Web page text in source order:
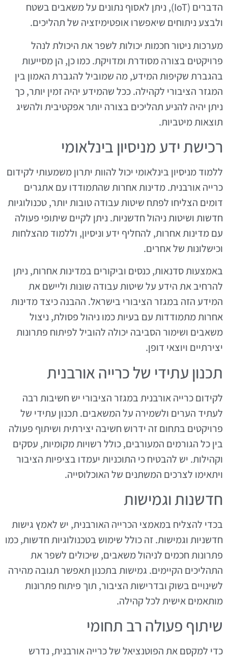
הדברים (IoT), ניתן לאסוף נתונים על משאבים בשטח
ולבצע ניתוחים שיאפשרו אופטימיזציה של תהליכים.
מערכות ניטור חכמות יכולות לשפר את היכולת לנהל
פרויקטים בצורה מסודרת ומדויקת. כמו כן, הן מסייעות
בהגברת שקיפות המידע, מה שמוביל להגברת האמון בין
המגזר הציבורי לקהילה. ככל שהמידע יהיה זמין יותר, כך
ניתן יהיה להניע תהליכים בצורה יותר אפקטיבית ולהשיג
תוצאות מיטביות.
רכישת ידע מניסיון בינלאומי
ללמוד מניסיון בינלאומי יכול להוות יתרון משמעותי לקידום
כרייה אורבנית. מדינות אחרות שהתמודדו עם אתגרים
דומים הצליחו לפתח שיטות עבודה טובות יותר, טכנולוגיות
חדשות ושיטות ניהול חדשניות. ניתן לקיים שיתופי פעולה
עם מדינות אחרות, להחליף ידע וניסיון, וללמוד מהצלחות
וכישלונות של אחרים.
באמצעות סדנאות, כנסים וביקורים במדינות אחרות, ניתן
להרחיב את הידע על שיטות עבודה שונות וליישם את
המידע הזה במגזר הציבורי בישראל. ההבנה כיצד מדינות
אחרות מתמודדות עם בעיות כמו ניהול פסולת, ניצול
משאבים ושימור הסביבה יכולה להוביל לפיתוח פתרונות
יצירתיים ויוצאי דופן.
תכנון עתידי של כרייה אורבנית
לקידום כרייה אורבנית במגזר הציבורי יש חשיבות רבה
לעתיד הערים ולשמירה על המשאבים. תכנון עתידי של
פרויקטים בתחום זה ידרוש חשיבה יצירתית ושיתוף פעולה
בין כל הגורמים המעורבים, כולל רשויות מקומיות, עסקים
וקהילות. יש להבטיח כי התוכניות יעמדו בציפיות הציבור
ויתאימו לצרכים המשתנים של האוכלוסייה.
חדשנות וגמישות
בכדי להצליח במאמצי הכרייה האורבנית, יש לאמץ גישות
חדשניות וגמישות. זה כולל שימוש בטכנולוגיות חדשות, כמו
פתרונות חכמים לניהול משאבים, שיכולים לשפר את
התהליכים הקיימים. גמישות בתכנון תאפשר תגובה מהירה
לשינויים בשוק ובדרישות הציבור, תוך פיתוח פתרונות
מותאמים אישית לכל קהילה.
שיתוף פעולה רב תחומי
כדי למקסם את הפוטנציאל של כרייה אורבנית, נדרש